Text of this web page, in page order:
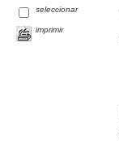
seleccionar
imprimir